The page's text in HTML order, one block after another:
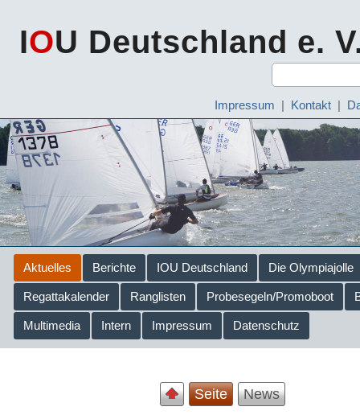
IOU Deutschland e.
Impressum | Kontakt |
Aktuelles Berichte IOU Deutschland Die Olympiajolle
Regattakalender Ranglisten Probesegeln/Promoboot
Multimedia Intern Impressum Datenschutz
Seite News